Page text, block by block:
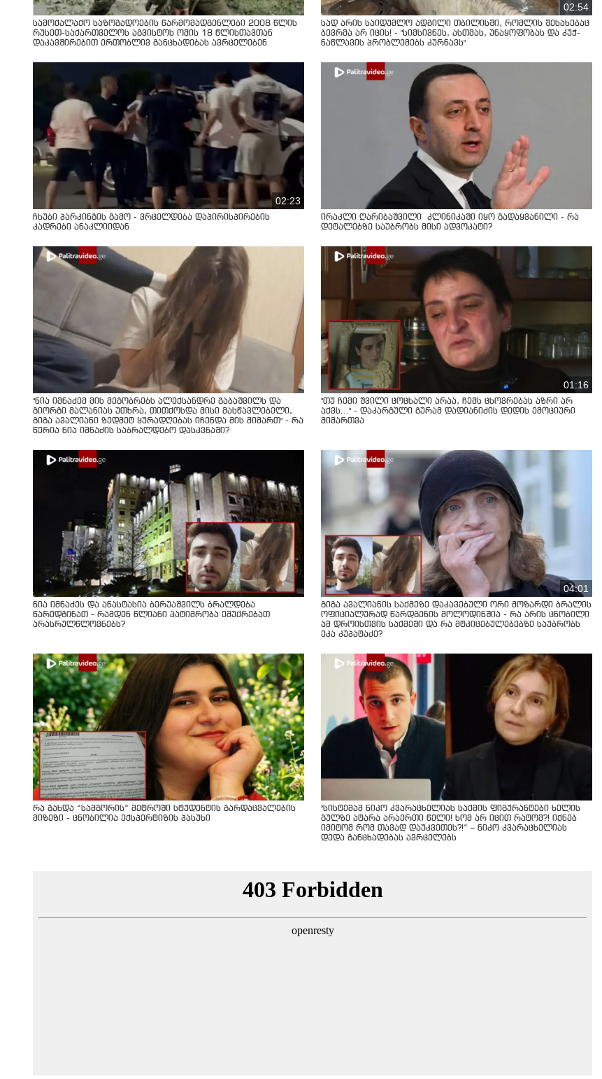
სამოქალაქო საზოგადოების წარმომადგენლები 2008 წლის
რუსეთ-საქართველოს აგვისტოს ომის 18 წლისთავთან
დაკავშირებით ერთობლივ განცხადებას ავრცელებენ
02:54
სად არის საიდუმლო ადგილი თბილისში, რომლის შესახებაც
ბევრმა არ იცის! - "სიმსივნეს, ასთმას, უნაყოფობას და კუჭ-
ნაწლავის პრობლემებს კურნავს"
02:23
ჩხუბი პარკინგის გამო - ვრცელდება დაპირისპირების
კადრები ანაკლიიდან
ირაკლი ღარიბაშვილი კლინიკაში იყო გადაყვანილი - რა
დეტალებზე საუბრობს მისი ადვოკატი?
"ნია იმნაძემ მის მეგობრებს ალექსანდრე გაბაშვილს და
გიორგი მალანიას უთხრა, თითქოსდა მისი მასწავლებელი,
გიგა ავალიანი ზედმეტ ყურადღებას იჩენდა მის მიმართ" - რა
წერია ნია იმნაძის საბრალდებო დასკვნაში?
01:16
"თუ ჩემი შვილი ცოცხალი არაა, ჩემს ცხოვრებას აზრი არ
აქვს..." - დაკარგული გურამ დადიანიძის დედის ემოციური
მიმართვა
ნია იმნაძეს და ანასტასია ბერუაშვილს ბრალდება
წარედგინათ - რამდენ წლიანი პატიმრობა ემუქრებათ
არასრულწლოვნებს?
04:01
გიგა ავალიანის საქმეზე დაკავებული ორი მოზარდი ბრალის
ოფიციალურად წარდგენის მოლოდინშია - რა არის ცნობილი
ამ დროისთვის საქმეში და რა მტკიცებულებებზე საუბრობს
ეკა კუპატაძე?
რა გახდა “სამგორის” მეტროში სტუდენტის გარდაცვალების
მიზეზი - ცნობილია ექსპერტიზის პასუხი
"სისტემამ ნიკო კვარაცხელიას საქმის ფიგურანტები ხელის
გულზე ატარა არაერთი წელი! ხომ არ იცით რატომ?! იქნებ
იმიტომ რომ თავად დაუკვეთეს?!“ – ნიკო კვარაცხელიას
დედა განცხადებას ავრცელებს